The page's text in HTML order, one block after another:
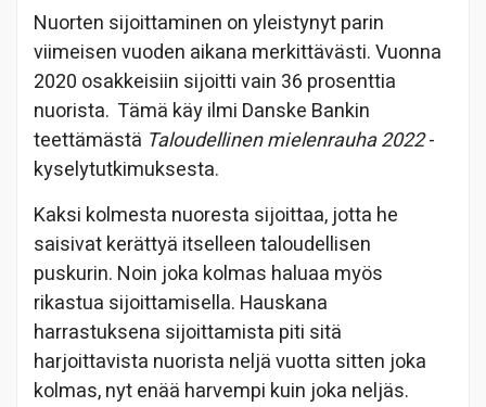
Nuorten sijoittaminen on yleistynyt parin
viimeisen vuoden aikana merkittävästi. Vuonna
2020 osakkeisiin sijoitti vain 36 prosenttia
nuorista. Tämä käy ilmi Danske Bankin
teettämästä Taloudellinen mielenrauha 2022-
kyselytutkimuksesta.
Kaksi kolmesta nuoresta sijoittaa, jotta he
saisivat kerättyä itselleen taloudellisen
puskurin. Noin joka kolmas haluaa myös
rikastua sijoittamisella. Hauskana
harrastuksena sijoittamista piti sitä
harjoittavista nuorista neljä vuotta sitten joka
kolmas, nyt enää harvempi kuin joka neljäs.